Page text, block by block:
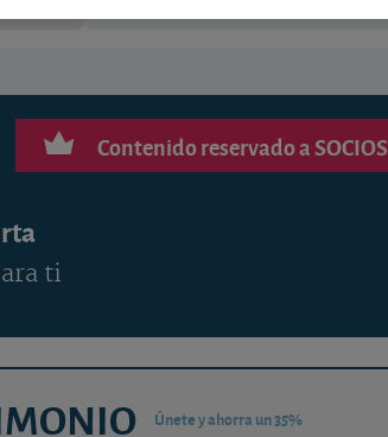
Contenido reservado a SOCIOS
ti
Únete y ahorra un 35%